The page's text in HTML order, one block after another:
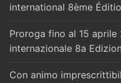
international 8ème
Proroga fino al 15
internazionale 8a
Con animo